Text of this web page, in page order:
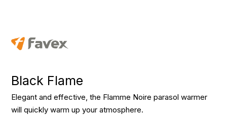
Black Flame
Elegant and effective, the Flamme Noire parasol warmer
will quickly warm up your atmosphere.